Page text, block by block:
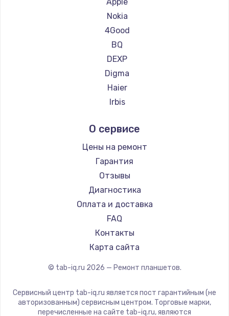
Ремонт планшетов Navitel
Ремонт планшетов Teclast
Ремонт планшетов CHUWI
Nokia
4Good
BQ
DEXP
Digma
Haier
Irbis
Microsoft
BlackView
Amazon
Aquarius
Philips
Dell
HP
Getac
ZTE
CHUWI
О сервисе
Цены на ремонт
Гарантия
Отзывы
Диагностика
Оплата и доставка
FAQ
Контакты
Карта сайта
© tab-iq.ru 2026 — Ремонт планшетов.
Сервисный центр tab-iq.ru является пост гарантийным (не
авторизованным) сервисным центром. Торговые марки,
перечисленные на сайте tab-iq.ru, являются